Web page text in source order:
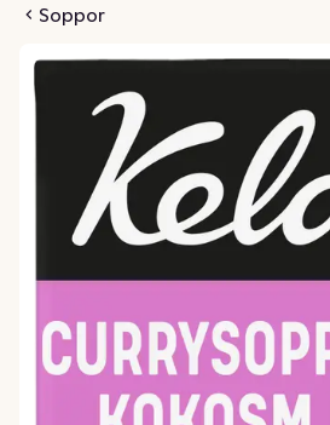
Soppor
Kokosmjölk